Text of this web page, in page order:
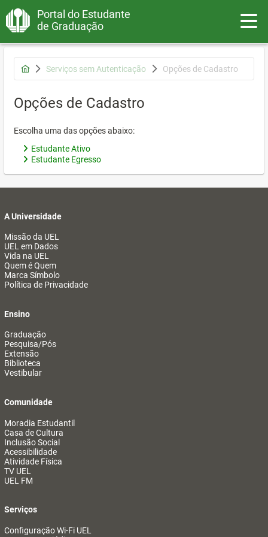
Portal do Estudante
de Graduação
Serviços sem Autenticação Opções de Cadastro
Opções de Cadastro
Escolha uma das opções abaixo:
Estudante Ativo
Estudante Egresso
A Universidade
Missão da UEL
UEL em Dados
Vida na UEL
Quem é Quem
Marca Símbolo
Política de Privacidade
Ensino
Graduação
Pesquisa/Pós
Extensão
Biblioteca
Vestibular
Comunidade
Moradia Estudantil
Casa de Cultura
Inclusão Social
Acessibilidade
Atividade Física
TV UEL
UEL FM
Serviços
Configuração Wi-Fi UEL